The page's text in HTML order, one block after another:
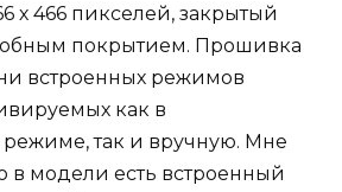
х 466 пикселей, закрытый
покрытием. Прошивка
встроенных режимов
как в
режиме, так и вручную. Мне
в модели есть встроенный